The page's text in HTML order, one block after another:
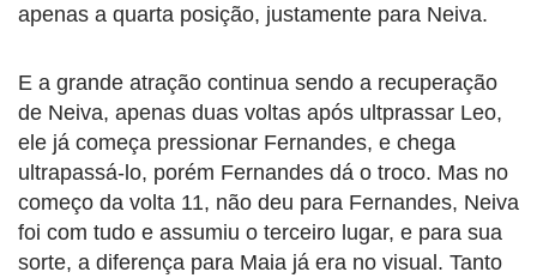
apenas a quarta posição, justamente para Neiva.
E a grande atração continua sendo a recuperação
de Neiva, apenas duas voltas após ultprassar Leo,
ele já começa pressionar Fernandes, e chega
ultrapassá-lo, porém Fernandes dá o troco. Mas no
começo da volta 11, não deu para Fernandes, Neiva
foi com tudo e assumiu o terceiro lugar, e para sua
sorte, a diferença para Maia já era no visual. Tanto